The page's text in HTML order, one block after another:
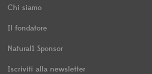
Chi siamo
Il fondatore
Natural1 Sponsor
Iscriviti alla newsletter